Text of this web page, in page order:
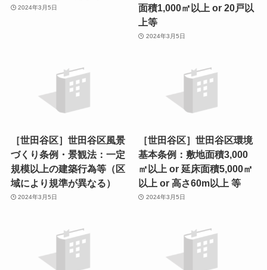
2024年3月5日
面積1,000㎡以上 or 20戸以
上等
2024年3月5日
［世田谷区］世田谷区風景
づくり条例・景観法：一定
規模以上の建築行為等（区
域により規準が異なる）
2024年3月5日
［世田谷区］世田谷区環境
基本条例：敷地面積3,000
㎡以上 or 延床面積5,000㎡
以上 or 高さ60m以上 等
2024年3月5日